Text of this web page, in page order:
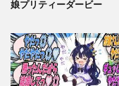
娘プリティーダービー